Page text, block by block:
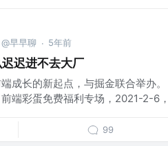
早早聊 · 5年前
迟进不去大厂
成长的新起点，与掘金联合举办
端彩蛋免费福利专场，2021-2-6
99